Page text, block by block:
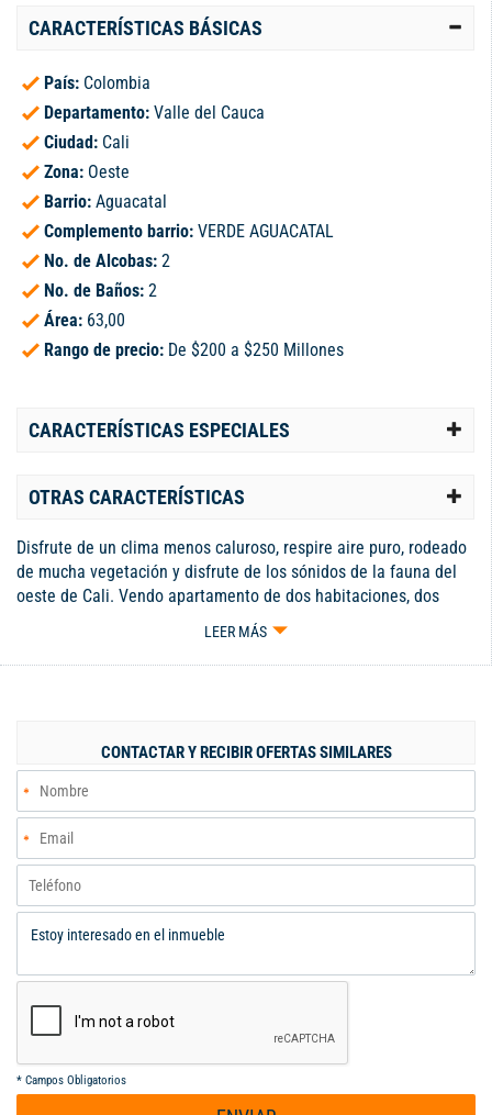
CARACTERÍSTICAS BÁSICAS
País: Colombia
Departamento: Valle del Cauca
Ciudad: Cali
Zona: Oeste
Barrio: Aguacatal
Complemento barrio: VERDE AGUACATAL
No. de Alcobas: 2
No. de Baños: 2
Área: 63,00
Rango de precio: De $200 a $250 Millones
CARACTERÍSTICAS ESPECIALES
OTRAS CARACTERÍSTICAS
Disfrute de un clima menos caluroso, respire aire puro, rodeado
de mucha vegetación y disfrute de los sónidos de la fauna del
oeste de Cali. Vendo apartamento de dos habitaciones, dos
baños, estudio amplio, sala comedor, amplio balcón con
sótano y un depósito. INFORMES: MANUEL GALEANO
LEER MÁS
CONTACTAR Y RECIBIR OFERTAS SIMILARES
* Campos Obligatorios